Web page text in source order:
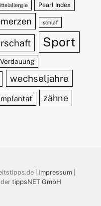
Pearl Index
schlaf
Sport
Verdauung
wechseljahre
zähne
| Impressum|
tippsNET GmbH